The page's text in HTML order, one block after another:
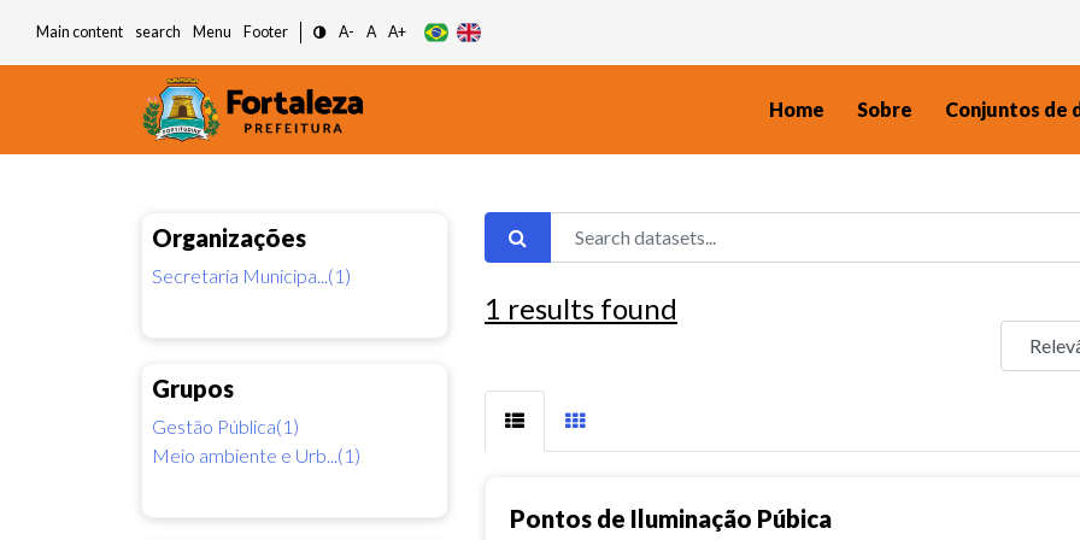
Main content search Menu Footer A- A A+
Home Sobre Conjuntos de
Organizações
Secretaria Municipa...(1)
Grupos
Gestão Pública(1)
Meio ambiente e Urb...(1)
1 results found
Pontos de Iluminação Púbica